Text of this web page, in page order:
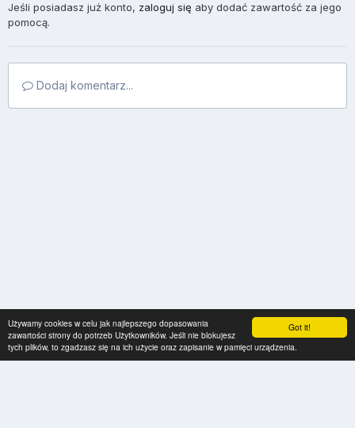
Got it!
Używamy cookies w celu jak najlepszego dopasowania
zawartości strony do potrzeb Użytkowników. Jeśli nie blokujesz
tych plików, to zgadzasz się na ich użycie oraz zapisanie w pamięci urządzenia.
Jeśli posiadasz już konto, zaloguj się aby dodać zawartość za jego
pomocą.
Dodaj komentarz...